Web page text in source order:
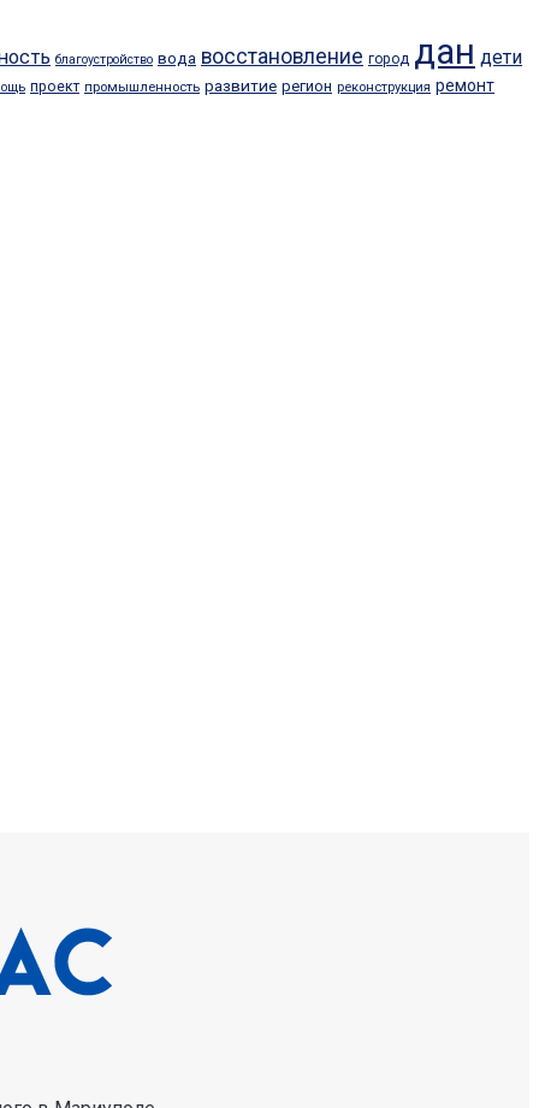
благоустройство вода восстановление город дан дети
проект промышленность развитие регион реконструкция ремонт